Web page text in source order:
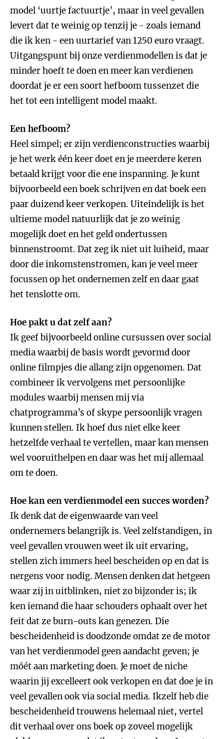
model ‘uurtje factuurtje’, maar in veel gevallen
levert dat te weinig op tenzij je - zoals iemand
die ik ken - een uurtarief van 1250 euro vraagt.
Uitgangspunt bij onze verdienmodellen is dat je
minder hoeft te doen en meer kan verdienen
doordat je er een soort hefboom tussenzet die
het tot een intelligent model maakt.
Een hefboom?
Heel simpel; er zijn verdienconstructies waarbij
je het werk één keer doet en je meerdere keren
betaald krijgt voor die ene inspanning. Je kunt
bijvoorbeeld een boek schrijven en dat boek een
paar duizend keer verkopen. Uiteindelijk is het
ultieme model natuurlijk dat je zo weinig
mogelijk doet en het geld ondertussen
binnenstroomt. Dat zeg ik niet uit luiheid, maar
door die inkomstenstromen, kan je veel meer
focussen op het ondernemen zelf en daar gaat
het tenslotte om.
Hoe pakt u dat zelf aan?
Ik geef bijvoorbeeld online cursussen over social
media waarbij de basis wordt gevormd door
online filmpjes die allang zijn opgenomen. Dat
combineer ik vervolgens met persoonlijke
modules waarbij mensen mij via
chatprogramma’s of skype persoonlijk vragen
kunnen stellen. Ik hoef dus niet elke keer
hetzelfde verhaal te vertellen, maar kan mensen
wel vooruithelpen en daar was het mij allemaal
om te doen.
Hoe kan een verdienmodel een succes worden?
Ik denk dat de eigenwaarde van veel
ondernemers belangrijk is. Veel zelfstandigen, in
veel gevallen vrouwen weet ik uit ervaring,
stellen zich immers heel bescheiden op en dat is
nergens voor nodig. Mensen denken dat hetgeen
waar zij in uitblinken, niet zo bijzonder is; ik
ken iemand die haar schouders ophaalt over het
feit dat ze burn-outs kan genezen. Die
bescheidenheid is doodzonde omdat ze de motor
van het verdienmodel geen aandacht geven; je
móét aan marketing doen. Je moet de niche
waarin jij excelleert ook verkopen en dat doe je in
veel gevallen ook via social media. Ikzelf heb die
bescheidenheid trouwens helemaal niet, vertel
dit verhaal over ons boek op zoveel mogelijk